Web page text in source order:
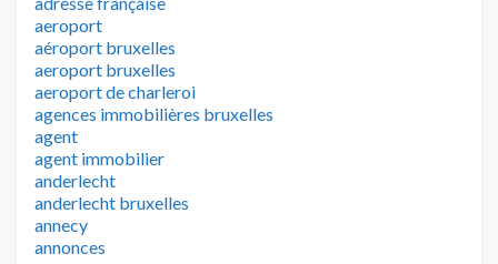
aeroport
aéroport bruxelles
aeroport bruxelles
aeroport de charleroi
agences immobilières bruxelles
agent
agent immobilier
anderlecht
anderlecht bruxelles
annecy
annonces